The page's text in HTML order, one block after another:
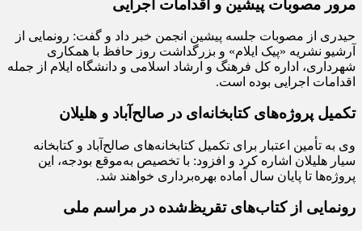
مرور مصوبات پیشین و اقدامات اجرایی
حیدری از مصوبات جلسه پیشین انجمن خبر داد و گفت: رونمایی از
آرشیو نشریه «پیک ایلام» و بزرگداشت روز حافظ با همکاری
شهرداری، اداره کل فرهنگ و ارشاد اسلامی و دانشگاه ایلام از جمله
اقدامات اجرایی بوده است.
تکمیل پروژه‌های کتابخانه‌ای در صالح‌آباد و هلیلان
وی به تأمین اعتبار برای تکمیل کتابخانه‌های صالح‌آباد و کتابخانه
سیار هلیلان اشاره کرد و افزود: با تخصیص به‌موقع بودجه، این
پروژه‌ها تا پایان سال آماده بهره‌برداری خواهند شد.
رونمایی از کتاب‌های تقریظ‌شده در مراسم ملی